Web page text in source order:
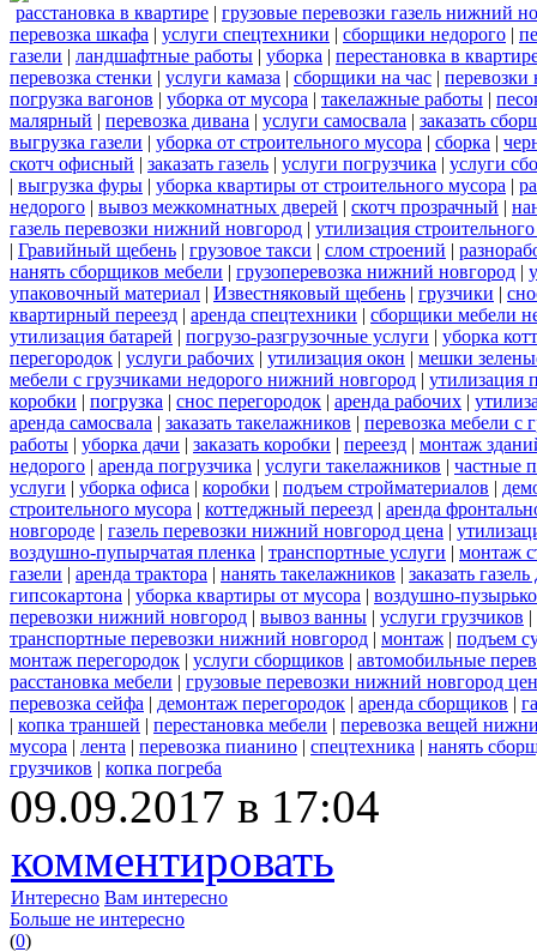
расстановка в квартире | грузовые перевозки газель нижний
перевозка шкафа | услуги спецтехники | сборщики недорого |
газели | ландшафтные работы | уборка | перестановка в
перевозка стенки | услуги камаза | сборщики на час | перевозки
погрузка вагонов | уборка от мусора | такелажные работы |
малярный | перевозка дивана | услуги самосвала | заказать
выгрузка газели | уборка от строительного мусора | сборка |
скотч офисный | заказать газель | услуги погрузчика | услуги
| выгрузка фуры | уборка квартиры от строительного мусора |
недорого | вывоз межкомнатных дверей | скотч прозрачный |
газель перевозки нижний новгород | утилизация
| Гравийный щебень | грузовое такси | слом строений |
нанять сборщиков мебели | грузоперевозка нижний новгород |
упаковочный материал | Известняковый щебень | грузчики |
квартирный переезд | аренда спецтехники | сборщики мебели
утилизация батарей | погрузо-разгрузочные услуги | уборка
перегородок | услуги рабочих | утилизация окон | мешки
мебели с грузчиками недорого нижний новгород | утилизация
коробки | погрузка | снос перегородок | аренда рабочих |
аренда самосвала | заказать такелажников | перевозка мебели с
работы | уборка дачи | заказать коробки | переезд | монтаж
недорого | аренда погрузчика | услуги такелажников | частные
услуги | уборка офиса | коробки | подъем стройматериалов |
строительного мусора | коттеджный переезд | аренда
новгороде | газель перевозки нижний новгород цена |
воздушно-пупырчатая пленка | транспортные услуги | монтаж
газели | аренда трактора | нанять такелажников | заказать
гипсокартона | уборка квартиры от мусора | воздушно-
перевозки нижний новгород | вывоз ванны | услуги грузчиков |
транспортные перевозки нижний новгород | монтаж | подъем
монтаж перегородок | услуги сборщиков | автомобильные
расстановка мебели | грузовые перевозки нижний новгород
перевозка сейфа | демонтаж перегородок | аренда сборщиков |
| копка траншей | перестановка мебели | перевозка вещей
мусора | лента | перевозка пианино | спецтехника | нанять
грузчиков | копка погреба
09.09.2017 в 17:04
комментировать
Интересно Вам интересно
Больше не интересно
(0)